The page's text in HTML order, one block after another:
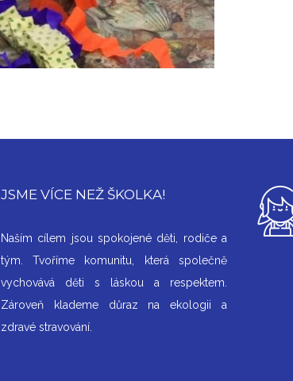
JSME VÍCE NEŽ ŠKOLKA!
Naším cílem jsou spokojené děti, rodiče a
tým. Tvoříme komunitu, která společně
vychovává děti s láskou a respektem.
Zároveň klademe důraz na ekologii a
zdravé stravování.